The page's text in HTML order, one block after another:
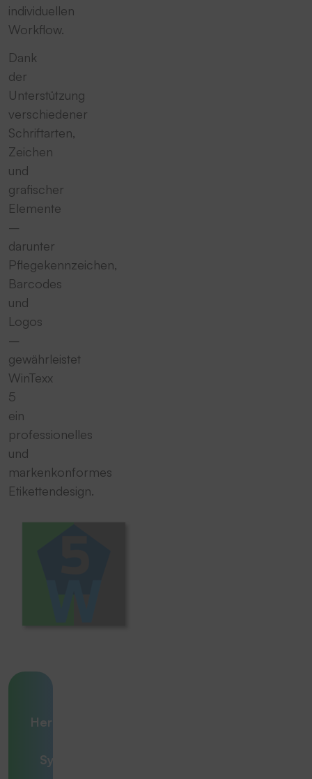
individuellen
Workflow.
Dank
der
Unterstützung
verschiedener
Schriftarten,
Zeichen
und
grafischer
Elemente
–
darunter
Pflegekennzeichen,
Barcodes
und
Logos
–
gewährleistet
WinTexx
5
ein
professionelles
und
markenkonformes
Etikettendesign.
Herausforderung
Systemlösung